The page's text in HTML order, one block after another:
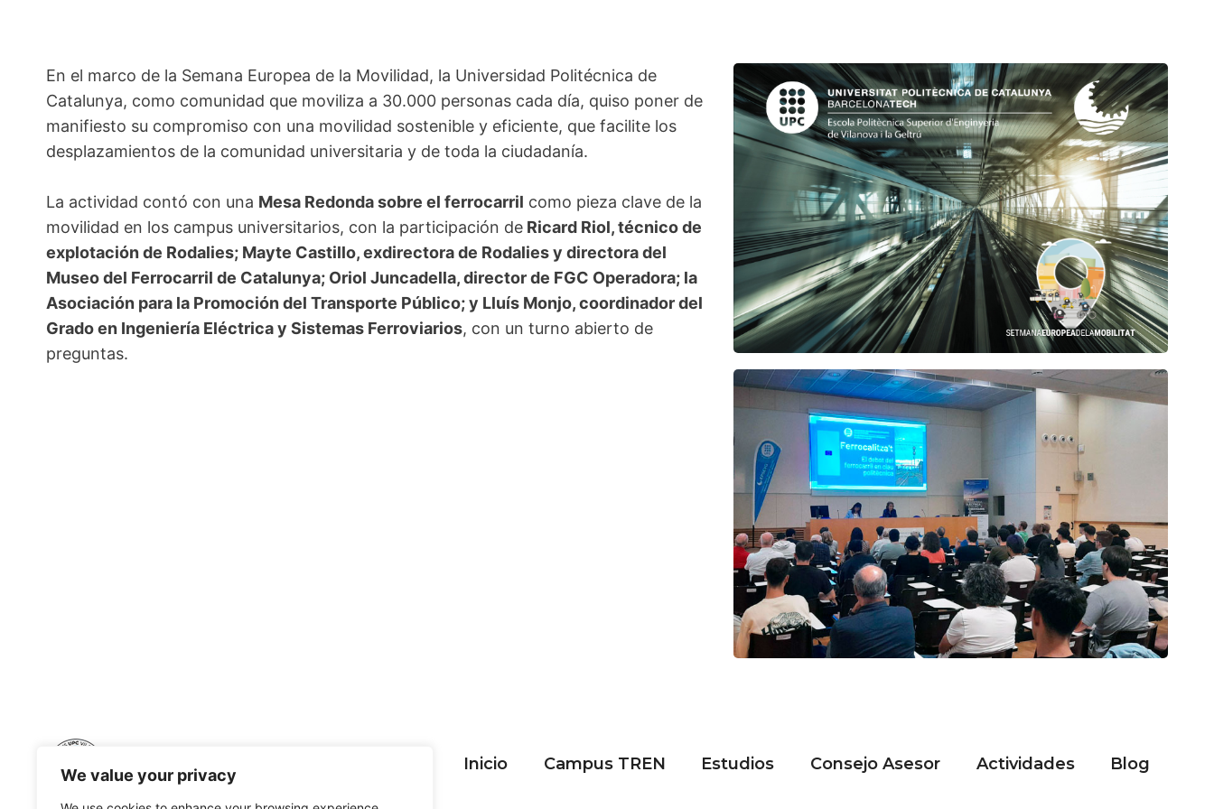
We value your privacy
En el marco de la Semana Europea de la Movilidad, la Universidad Politécnica de
Catalunya, como comunidad que moviliza a 30.000 personas cada día, quiso poner de
manifiesto su compromiso con una movilidad sostenible y eficiente, que facilite los
desplazamientos de la comunidad universitaria y de toda la ciudadanía.
La actividad contó con una Mesa Redonda sobre el ferrocarril como pieza clave de la
movilidad en los campus universitarios, con la participación de Ricard Riol, técnico de
explotación de Rodalies; Mayte Castillo, exdirectora de Rodalies y directora del
Museo del Ferrocarril de Catalunya; Oriol Juncadella, director de FGC Operadora; la
Asociación para la Promoción del Transporte Público; y Lluís Monjo, coordinador del
Grado en Ingeniería Eléctrica y Sistemas Ferroviarios, con un turno abierto de
preguntas.
Inicio Campus TREN Estudios Consejo Asesor Actividades Blog